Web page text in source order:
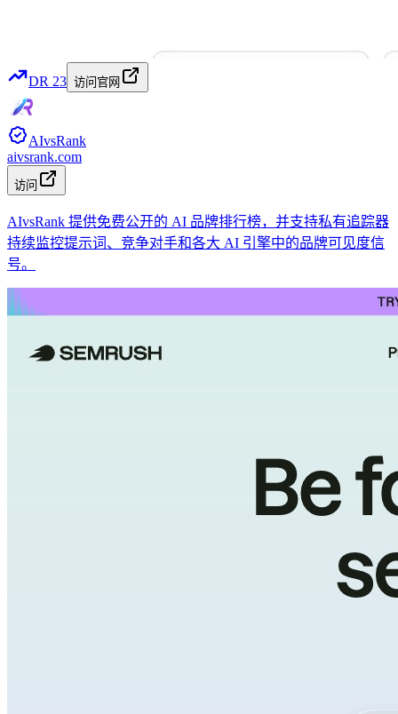
DR 23 访问官网
AIvsRank
aivsrank.com
访问
AIvsRank 提供免费公开的 AI 品牌排行榜，并支持私有追踪器
持续监控提示词、竞争对手和各大 AI 引擎中的品牌可见度信
号。